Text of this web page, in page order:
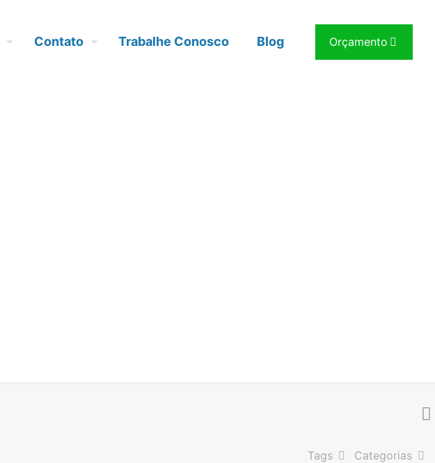
Contato Trabalhe Conosco Blog Orçamento
Categorias
Tags